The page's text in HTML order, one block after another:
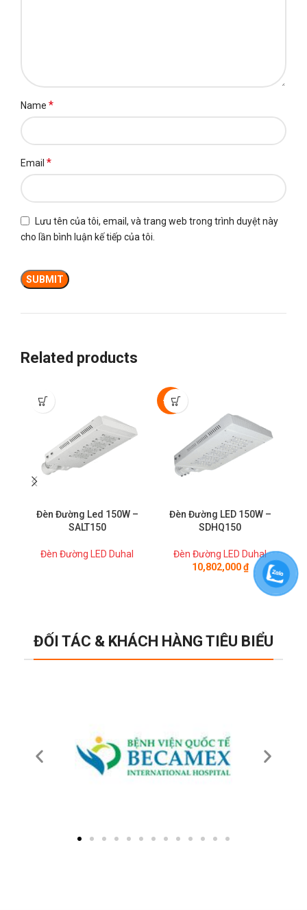
Name *
Email *
Lưu tên của tôi, email, và trang web trong trình duyệt này
cho lần bình luận kế tiếp của tôi.
Related products
Đèn Đường Led 150W –
SALT150
Đèn Đường LED Duhal
-50%
Đèn Đường LED 150W –
SDHQ150
Đèn Đường LED Duhal
10,802,000₫
ĐỐI TÁC & KHÁCH HÀNG TIÊU BIỂU